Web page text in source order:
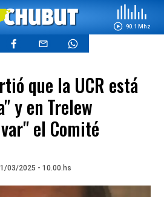
90.1 Mhz
que la UCR está
y en Trelew
el Comité
03/2025 - 10.00.hs